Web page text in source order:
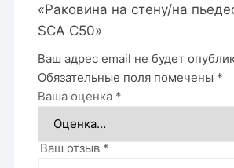
«Раковина на стену/на
SCA C50»
Ваш адрес email не будет
Обязательные поля помечены *
Ваша оценка *
Ваш отзыв *